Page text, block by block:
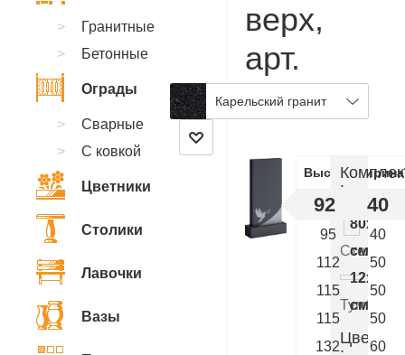
верх,
арт.
AA.83
Карельский гранит
ВысотаШирина
92 40
95
40
112
50
115
50
115
50
132
60
:
Стелла
см.
Тумба
см.
Цветник
Гранитные
Бетонные
Ограды
Сварные
С ковкой
Цветники
Столики
Лавочки
Вазы